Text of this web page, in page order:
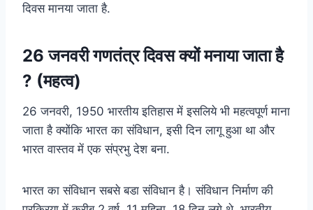
दिवस मानया जाता है.
26 जनवरी गणतंत्र दिवस क्यों मनाया जाता है
? (महत्व)
26 जनवरी, 1950 भारतीय इतिहास में इसलिये भी महत्वपूर्ण माना
जाता है क्योंकि भारत का संविधान, इसी दिन लागू हुआ था और
भारत वास्तव में एक संप्रभु देश बना.
भारत का संविधान सबसे बडा संविधान है। संविधान निर्माण की